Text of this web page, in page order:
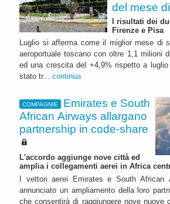
del mese
I risultati dei
Firenze e Pisa
Luglio si afferma come il miglior mese di
aeroportuale toscano con oltre 1,1 milioni
ed una crescita del +4,9% rispetto a luglio
stato tr... continua
COMPAGNIE
Emirates e South
African Airways allargano
partnership in code-share
L'accordo aggiunge nove città ed
amplia i collegamenti aerei in Africa
I vettori aerei Emirates e South African
annunciato un ampliamento della loro
che consentirà di raggiungere nove nuove